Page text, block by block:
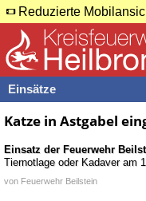
Reduzierte
Einsätze
Katze in Astgabel
Einsatz der Feuerwehr
Tiernotlage oder Kadaver am
von Feuerwehr Beilstein